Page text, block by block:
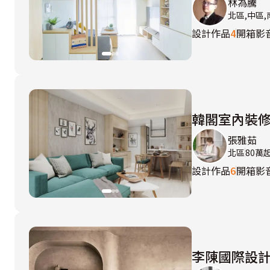
北區,中區,
設計作品4開箱影
韓閣室內裝
張雅茹
北區80萬
設計作品6開箱影
李陳國際設計